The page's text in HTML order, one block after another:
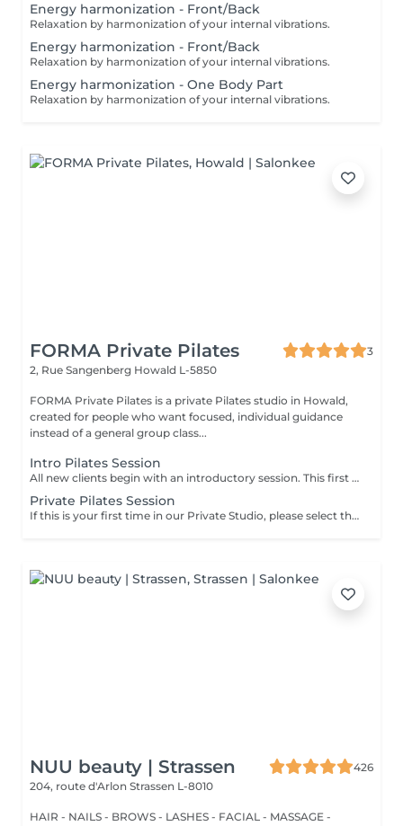
Energy harmonization - Front/Back
Relaxation by harmonization of your internal vibrations.
Energy harmonization - Front/Back
Relaxation by harmonization of your internal vibrations.
Energy harmonization - One Body Part
Relaxation by harmonization of your internal vibrations.
FORMA Private Pilates
3
2, Rue Sangenberg Howald L-5850
FORMA Private Pilates is a private Pilates studio in Howald,
created for people who want focused, individual guidance
instead of a general group class...
Intro Pilates Session
All new clients begin with an introductory session. This first session allows us to understand how your body moves and establish a clear starting point before moving into regular training. What this includes - discussion of your lifestyle, movement history, and goals - initial posture and movement assessment - introduction to key Pilates principles and exercises - guidance on how to build a consistent and appropriate training schedule Following this session, we recommend a regular weekly structure based on your needs and goals.
Private Pilates Session
If this is your first time in our Private Studio, please select the Intro session instead.
NUU beauty | Strassen
426
204, route d'Arlon Strassen L-8010
HAIR - NAILS - BROWS - LASHES - FACIAL - MASSAGE -